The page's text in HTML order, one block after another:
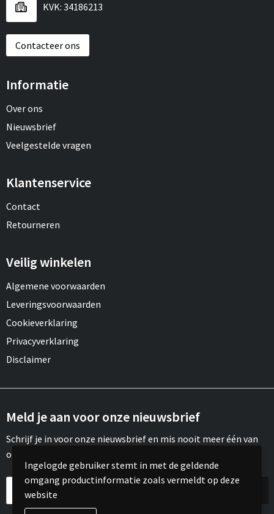
KVK: 34186213
Contacteer ons
Informatie
Over ons
Nieuwsbrief
Veelgestelde vragen
Klantenservice
Contact
Retourneren
Veilig winkelen
Algemene voorwaarden
Leveringsvoorwaarden
Cookieverklaring
Privacyverklaring
Disclaimer
Meld je aan voor onze nieuwsbrief
Schrijf je in voor onze nieuwsbrief en mis nooit meer één van
onze leuke aanbiedingen of updates.
Ingelogde gebruiker stemt in met de geldende
omgang productinformatie zoals vermeldt op deze
website